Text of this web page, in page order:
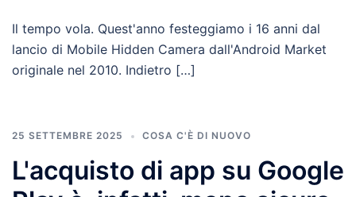
Il tempo vola. Quest'anno festeggiamo i 16 anni dal
lancio di Mobile Hidden Camera dall'Android Market
originale nel 2010. Indietro […]
25 SETTEMBRE 2025 COSA C'È DI NUOVO
L'acquisto di app su Google